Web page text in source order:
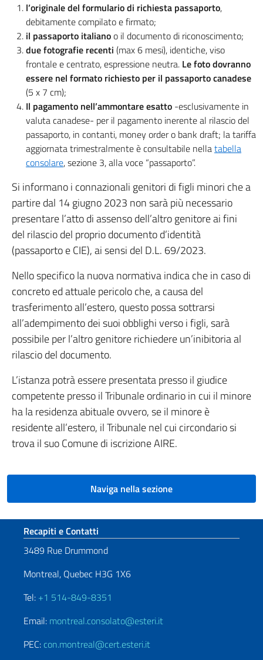
l’originale del formulario di richiesta passaporto,
debitamente compilato e firmato;
il passaporto italianoo il documento di riconoscimento;
due fotografie recenti (max 6 mesi), identiche, viso
frontale e centrato, espressione neutra. Le foto dovranno
essere nel formato richiesto per il passaporto canadese
(5 x 7 cm);
Il pagamento nell’ammontare esatto -esclusivamente in
valuta canadese- per il pagamento inerente al rilascio del
passaporto, in contanti, money order o bank draft; la tariffa
aggiornata trimestralmente è consultabile nellatabella
consolare, sezione 3, alla voce “passaporto”.
Si informano i connazionali genitori di figli minori che a
partire dal 14 giugno 2023 non sarà più necessario
presentare l’atto di assenso dell’altro genitore ai fini
del rilascio del proprio documento d’identità
(passaporto e CIE), ai sensi del D.L. 69/2023.
Nello specifico la nuova normativa indica che in caso di
concreto ed attuale pericolo che, a causa del
trasferimento all’estero, questo possa sottrarsi
all’adempimento dei suoi obblighi verso i figli, sarà
possibile per l’altro genitore richiedere un’inibitoria al
rilascio del documento.
L’istanza potrà essere presentata presso il giudice
competente presso il Tribunale ordinario in cui il minore
ha la residenza abituale ovvero, se il minore è
residente all’estero, il Tribunale nel cui circondario si
trova il suo Comune di iscrizione AIRE.
Naviga nella sezione
Sezione footer
Recapiti e Contatti
3489 Rue Drummond
Montreal, Quebec H3G 1X6
Tel: +1 514-849-8351
Email: montreal.consolato@esteri.it
PEC: con.montreal@cert.esteri.it